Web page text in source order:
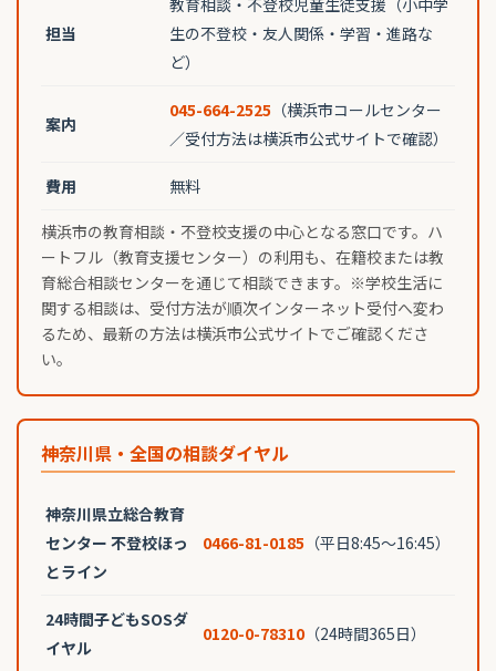
担当
教育相談・不登校児童生徒支援（小中学
生の不登校・友人関係・学習・進路な
ど）
案内
045-664-2525 （横浜市コールセンター
／受付方法は横浜市公式サイトで確認）
費用 無料
横浜市の教育相談・不登校支援の中心となる窓口です。ハ
ートフル（教育支援センター）の利用も、在籍校または教
育総合相談センターを通じて相談できます。※学校生活に
関する相談は、受付方法が順次インターネット受付へ変わ
るため、最新の方法は横浜市公式サイトでご確認くださ
い。
神奈川県・全国の相談ダイヤル
神奈川県立総合教育
センター 不登校ほっ
とライン
0466-81-0185 （平日8:45〜16:45）
24時間子どもSOSダ
イヤル
0120-0-78310 （24時間365日）